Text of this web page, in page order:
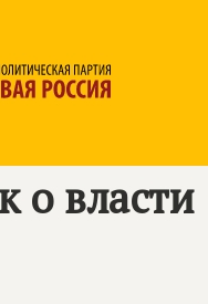
о власти